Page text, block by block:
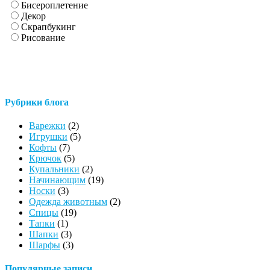
Бисероплетение
Декор
Скрапбукинг
Рисование
Рубрики блога
Варежки (2)
Игрушки (5)
Кофты (7)
Крючок (5)
Купальники (2)
Начинающим (19)
Носки (3)
Одежда животным (2)
Спицы (19)
Тапки (1)
Шапки (3)
Шарфы (3)